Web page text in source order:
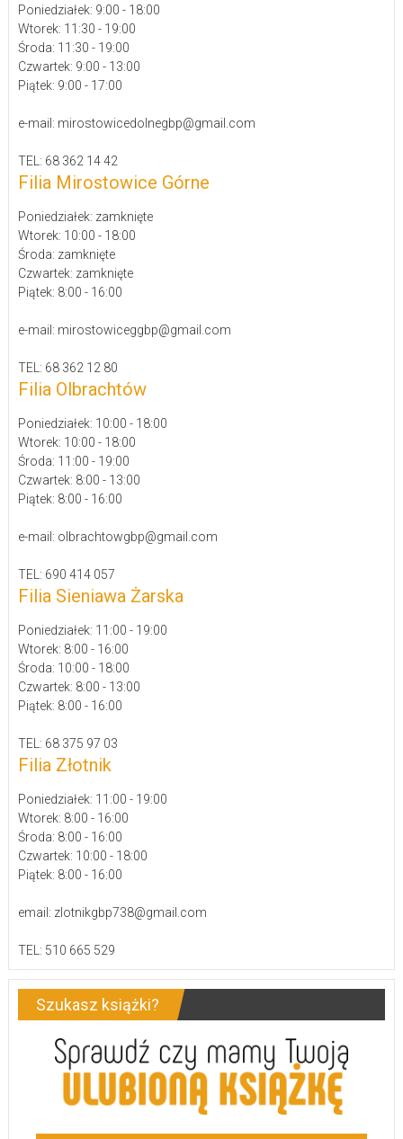
Poniedziałek: 9:00 - 18:00
Wtorek: 11:30 - 19:00
Środa: 11:30 - 19:00
Czwartek: 9:00 - 13:00
Piątek: 9:00 - 17:00
e-mail: mirostowicedolnegbp@gmail.com
TEL: 68 362 14 42
Filia Mirostowice Górne
Poniedziałek: zamknięte
Wtorek: 10:00 - 18:00
Środa: zamknięte
Czwartek: zamknięte
Piątek: 8:00 - 16:00
e-mail: mirostowiceggbp@gmail.com
TEL: 68 362 12 80
Filia Olbrachtów
Poniedziałek: 10:00 - 18:00
Wtorek: 10:00 - 18:00
Środa: 11:00 - 19:00
Czwartek: 8:00 - 13:00
Piątek: 8:00 - 16:00
e-mail: olbrachtowgbp@gmail.com
TEL: 690 414 057
Filia Sieniawa Żarska
Poniedziałek: 11:00 - 19:00
Wtorek: 8:00 - 16:00
Środa: 10:00 - 18:00
Czwartek: 8:00 - 13:00
Piątek: 8:00 - 16:00
TEL: 68 375 97 03
Filia Złotnik
Poniedziałek: 11:00 - 19:00
Wtorek: 8:00 - 16:00
Środa: 8:00 - 16:00
Czwartek: 10:00 - 18:00
Piątek: 8:00 - 16:00
email: zlotnikgbp738@gmail.com
TEL: 510 665 529
Szukasz książki?